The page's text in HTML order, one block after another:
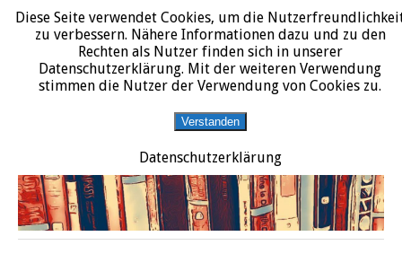
START DATENSCHUTZERKLÄRUNG IMPRESSUM ÜBER JURALIT
JURALIT
Rezensionen juristischer Literatur
Diese Seite verwendet Cookies, um die
zu verbessern. Nähere Informationen dazu und zu den
Rechten als Nutzer finden sich in unserer
Datenschutzerklärung. Mit der weiteren Verwendung
stimmen die Nutzer der Verwendung von Cookies zu.
Verstanden
Datenschutzerklärung